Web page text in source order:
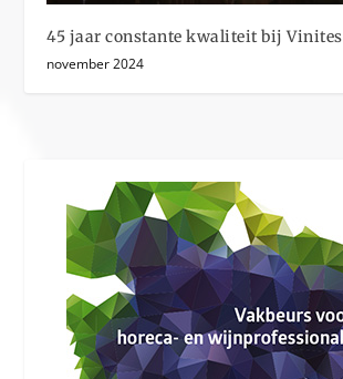
45 jaar constante kwaliteit bij Vinites
november 2024